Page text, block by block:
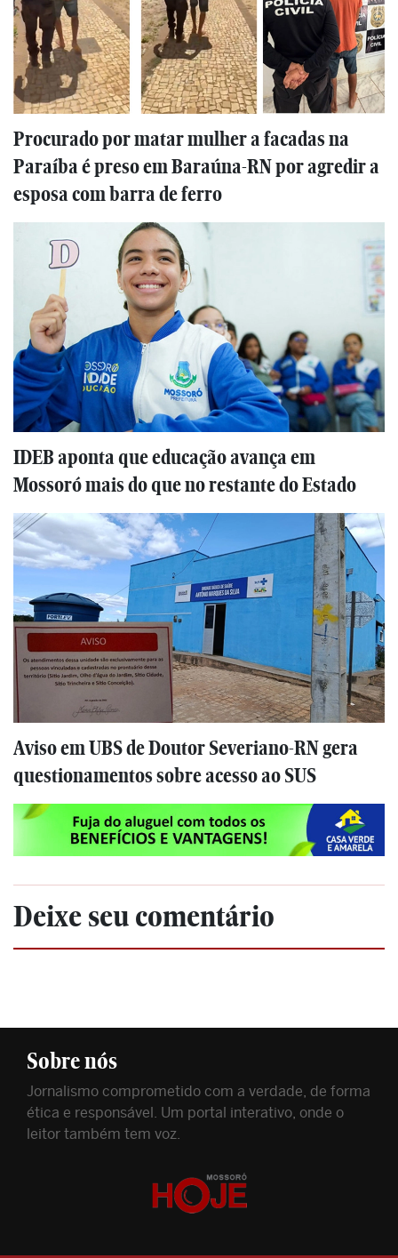
Procurado por matar mulher a facadas na
Paraíba é preso em Baraúna-RN por agredir a
esposa com barra de ferro
IDEB aponta que educação avança em
Mossoró mais do que no restante do Estado
Aviso em UBS de Doutor Severiano-RN gera
questionamentos sobre acesso ao SUS
Deixe seu comentário
Sobre nós
Jornalismo comprometido com a verdade, de forma
ética e responsável. Um portal interativo, onde o
leitor também tem voz.